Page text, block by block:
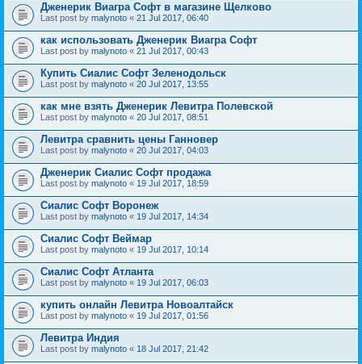
Дженерик Виагра Софт в магазине Щелково
Last post by malynoto « 21 Jul 2017, 06:40
как использовать Дженерик Виагра Софт
Last post by malynoto « 21 Jul 2017, 00:43
Купить Сиалис Софт Зеленодольск
Last post by malynoto « 20 Jul 2017, 13:55
как мне взять Дженерик Левитра Полевской
Last post by malynoto « 20 Jul 2017, 08:51
Левитра сравнить цены Ганновер
Last post by malynoto « 20 Jul 2017, 04:03
Дженерик Сиалис Софт продажа
Last post by malynoto « 19 Jul 2017, 18:59
Сиалис Софт Воронеж
Last post by malynoto « 19 Jul 2017, 14:34
Сиалис Софт Веймар
Last post by malynoto « 19 Jul 2017, 10:14
Сиалис Софт Атланта
Last post by malynoto « 19 Jul 2017, 06:03
купить онлайн Левитра Новоалтайск
Last post by malynoto « 19 Jul 2017, 01:56
Левитра Индия
Last post by malynoto « 18 Jul 2017, 21:42